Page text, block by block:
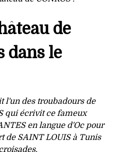
de
dans le
l'un des troubadours de
qui écrivit ce fameux
en langue d'Oc pour
de SAINT LOUIS à Tunis